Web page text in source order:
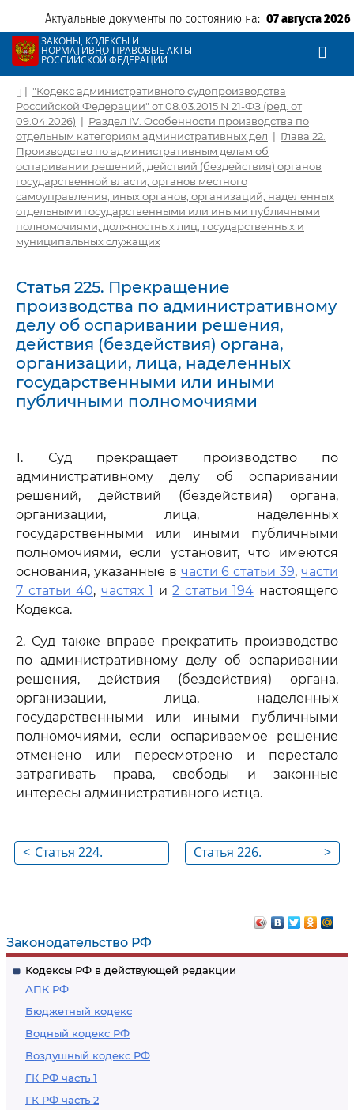
Актуальные документы по состоянию на: 07 августа 2026
ЗАКОНЫ, КОДЕКСЫ И
НОРМАТИВНО-ПРАВОВЫЕ АКТЫ
РОССИЙСКОЙ ФЕДЕРАЦИИ
Законодательство РФ
Кодексы РФ в действующей редакции
АПК РФ
Бюджетный кодекс
Водный кодекс РФ
Воздушный кодекс РФ
ГК РФ часть 1
ГК РФ часть 2
| "Кодекс административного судопроизводства
Российской Федерации" от 08.03.2015 N 21-ФЗ (ред. от
09.04.2026) | Раздел IV. Особенности производства по
отдельным категориям административных дел | Глава 22.
Производство по административным делам об
оспаривании решений, действий (бездействия) органов
государственной власти, органов местного
самоуправления, иных органов, организаций, наделенных
отдельными государственными или иными публичными
полномочиями, должностных лиц, государственных и
муниципальных служащих
Статья 225. Прекращение
производства по административному
делу об оспаривании решения,
действия (бездействия) органа,
организации, лица, наделенных
государственными или иными
публичными полномочиями
1. Суд прекращает производство по
административному делу об оспаривании
решений, действий (бездействия) органа,
организации, лица, наделенных
государственными или иными публичными
полномочиями, если установит, что имеются
основания, указанные в части 6 статьи 39,части
7 статьи 40, частях 1 и2 статьи 194 настоящего
Кодекса.
2. Суд также вправе прекратить производство
по административному делу об оспаривании
решения, действия (бездействия) органа,
организации, лица, наделенных
государственными или иными публичными
полномочиями, если оспариваемое решение
отменено или пересмотрено и перестало
затрагивать права, свободы и законные
интересы административного истца.
< Статья 224.
дел об оспаривании
решения, действия
(бездействия)
органа,
организации, лица,
наделенных
государственными
или иными
публичными
>
Статья 226.
административным
оспаривании
решений, действий